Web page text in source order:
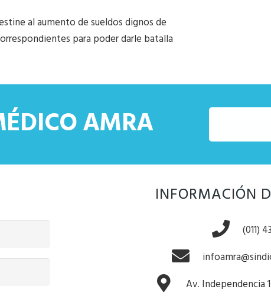
al aumento de sueldos dignos de
para poder darle batalla
AMRA
INFORMACIÓN
(011)
Av. Independencia